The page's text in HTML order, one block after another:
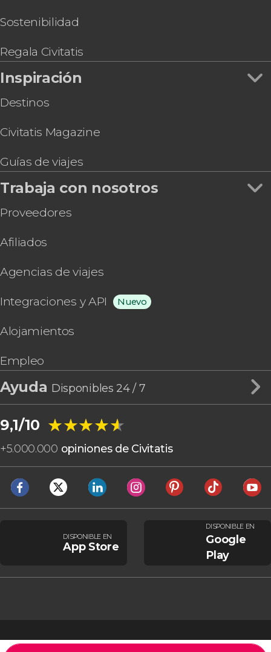
Pub Crawl ¡Tour de fiesta por Copenhague!
Sostenibilidad
Regala Civitatis
Inspiración
Destinos
Civitatis Magazine
Guías de viajes
Trabaja con nosotros
Proveedores
Afiliados
Agencias de viajes
Integraciones y API Nuevo
Alojamientos
Empleo
Ayuda Disponibles 24 / 7
9,1/10 ★★★★★
★★★★★
+5.000.000 opiniones de Civitatis
DISPONIBLE EN
App Store
DISPONIBLE EN
Google
Play